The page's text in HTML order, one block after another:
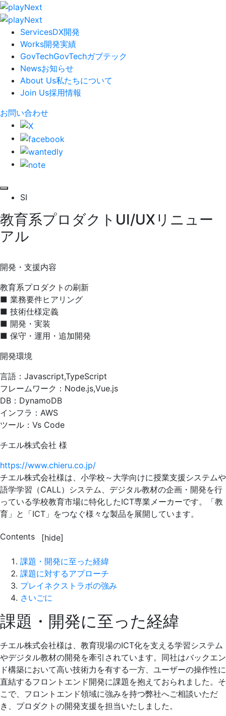
ServicesDX開発
Works開発実績
GovTechGovTechガブテック
Newsお知らせ
About Us私たちについて
Join Us採用情報
お問い合わせ
SI
教育系プロダクトUI/UXリニュー
アル
開発・支援内容
教育系プロダクトの刷新
■ 業務要件ヒアリング
■ 技術仕様定義
■ 開発・実装
■ 保守・運用・追加開発
開発環境
言語：Javascript,TypeScript
フレームワーク：Node.js,Vue.js
DB：DynamoDB
インフラ：AWS
ツール：Vs Code
チエル株式会社 様
https://www.chieru.co.jp/
チエル株式会社様は、小学校～大学向けに授業支援システムや
語学学習（CALL）システム、デジタル教材の企画・開発を行
っている学校教育市場に特化したICT専業メーカーです。「教
育」と「ICT」をつなぐ様々な製品を展開しています。
Contents [hide]
課題・開発に至った経緯
課題に対するアプローチ
プレイネクストラボの強み
さいごに
課題・開発に至った経緯
チエル株式会社様は、教育現場のICT化を支える学習システム
やデジタル教材の開発を牽引されています。同社はバックエン
ド構築において高い技術力を有する一方、ユーザーの操作性に
直結するフロントエンド開発に課題を抱えておられました。そ
こで、フロントエンド領域に強みを持つ弊社へご相談いただ
き、プロダクトの開発支援を担当いたしました。